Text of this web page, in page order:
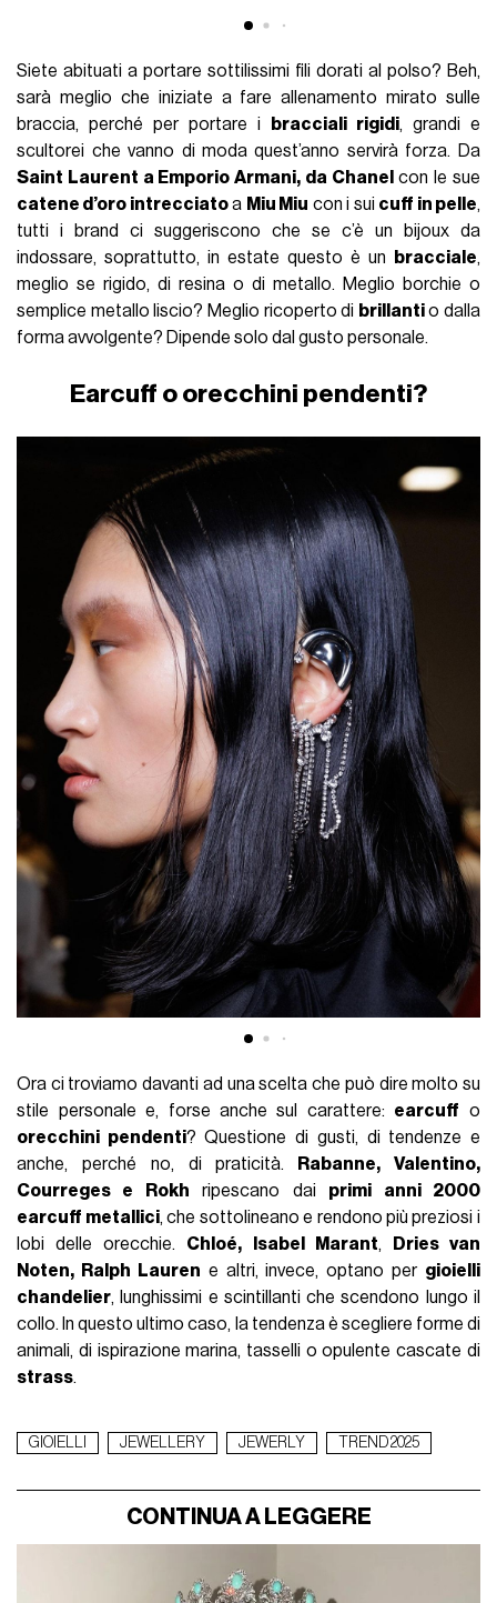
Siete abituati a portare sottilissimi fili dorati al polso? Beh,
sarà meglio che iniziate a fare allenamento mirato sulle
braccia, perché per portare i
bracciali rigidi, grandi e
scultorei che vanno di moda quest’anno servirà forza. Da
Saint Laurent a Emporio Armani, da Chanel con le sue
catene d’oro intrecciatoa Miu Miu con i sui cuff in pelle,
tutti i brand ci suggeriscono che se c’è un bijoux da
indossare, soprattutto, in estate questo è un
bracciale,
meglio se rigido, di resina o di metallo. Meglio borchie o
semplice metallo liscio? Meglio ricoperto di brillantio dalla
forma avvolgente? Dipende solo dal gusto personale.
Earcuff o orecchini pendenti?
Ora ci troviamo davanti ad una scelta che può dire molto su
stile personale e, forse anche sul carattere: earcuff o
orecchini pendenti? Questione di gusti, di tendenze e
anche, perché no, di praticità. Rabanne, Valentino,
Courreges e Rokh ripescano dai primi anni 2000
earcuff metallici, che sottolineano e rendono più preziosi i
lobi delle orecchie. Chloé, Isabel Marant,
Dries van
Noten, Ralph Lauren e altri, invece, optano per gioielli
chandelier, lunghissimi e scintillanti che scendono lungo il
collo. In questo ultimo caso, la tendenza è scegliere forme di
animali, di ispirazione marina, tasselli o opulente cascate di
strass.
GIOIELLI JEWELLERY JEWERLY TREND 2025
CONTINUA A LEGGERE